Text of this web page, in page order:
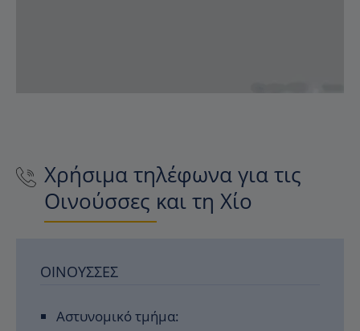
Χρήσιμα τηλέφωνα για τις
Οινούσσες και τη Χίο
ΟΙΝΟΎΣΣΕΣ
Αστυνομικό τμήμα: